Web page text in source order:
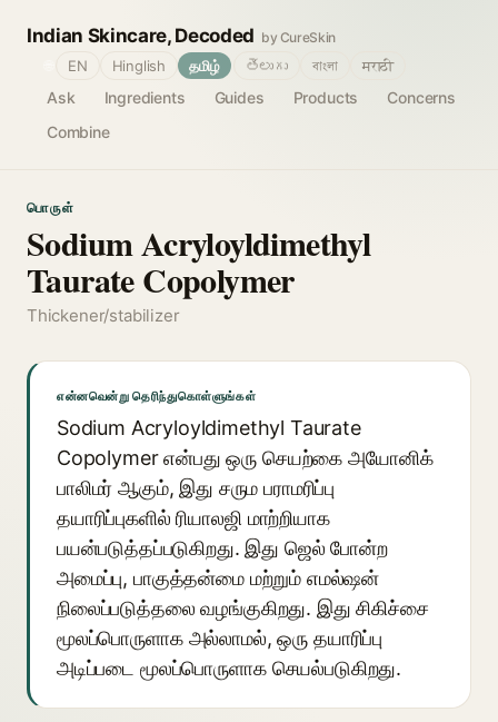
Indian Skincare, Decoded by CureSkin
Ask Ingredients Guides Products
Concerns
Combine
EN Hinglish தமிழ் తెలుగు বাংলা मराठी
பொருள்
Sodium Acryloyldimethyl
Taurate Copolymer
Thickener/stabilizer
என்னவென்று தெரிந்துகொள்ளுங்கள்
Sodium Acryloyldimethyl Taurate
Copolymer என்பது ஒரு செயற்கை அயோனிக்
பாலிமர் ஆகும், இது சரும பராமரிப்பு
தயாரிப்புகளில் ரியாலஜி மாற்றியாக
பயன்படுத்தப்படுகிறது. இது ஜெல் போன்ற
அமைப்பு, பாகுத்தன்மை மற்றும் எமல்ஷன்
நிலைப்படுத்தலை வழங்குகிறது. இது சிகிச்சை
மூலப்பொருளாக அல்லாமல், ஒரு தயாரிப்பு
அடிப்படை மூலப்பொருளாக செயல்படுகிறது.